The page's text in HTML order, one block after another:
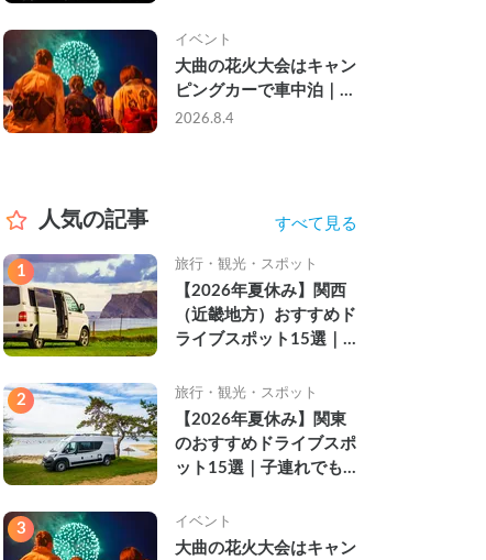
組の記録
イベント
大曲の花火大会はキャン
ピングカーで車中泊｜宿
なし・渋滞なしで楽しむ
2026.8.4
人気の記事 すべて見る
1 旅行・観光・スポット
【2026年夏休み】関西
（近畿地方）おすすめド
ライブスポット15選｜
名所を紹介
2 旅行・観光・スポット
【2026年夏休み】関東
のおすすめドライブスポ
ット15選｜子連れでも
ルメ・温泉を徹底解説
3 イベント
大曲の花火大会はキャン